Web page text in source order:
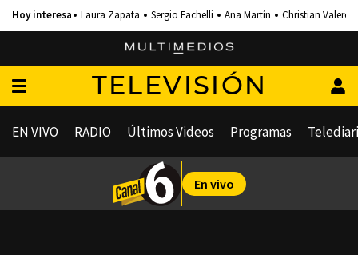
Laura Zapata Sergio Fachelli Ana Martín Christian Valero
TELEVISIÓN
EN VIVO RADIO Últimos Videos Programas
En vivo